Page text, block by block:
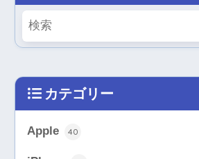
カテゴリー
Apple 40